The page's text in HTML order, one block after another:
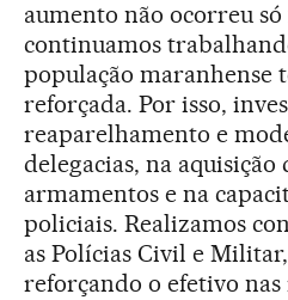
aumento não ocorreu
continuamos
população maranhense
reforçada. Por isso,
reaparelhamento e
delegacias, na aquisição
armamentos e na
policiais. Realizamos
as Polícias Civil e
reforçando o efetivo nas